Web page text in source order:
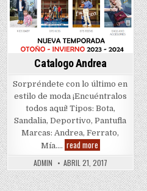
Catalogo Andrea
Sorpréndete con lo último en
estilo de moda ¡Encuéntralos
todos aquí! Tipos: Bota,
Sandalia, Deportivo, Pantufla
Marcas: Andrea, Ferrato,
Mía…. read moreCatalogo
Andrea
ADMIN ABRIL 21, 2017